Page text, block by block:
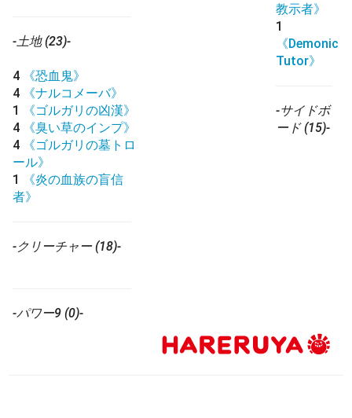
-土地 (23)-
4
《恐血鬼》
4
《ナルコメーバ》
1
《ゴルガリの凶漢》
4
《臭い草のインプ》
4
《ゴルガリの墓トロ
ール》
1
《炎の血族の盲信
者》
-クリーチャー (18)-
-パワー9 (0)-
教示者》
1
《Demonic
Tutor》
-サイドボ
ード (15)-